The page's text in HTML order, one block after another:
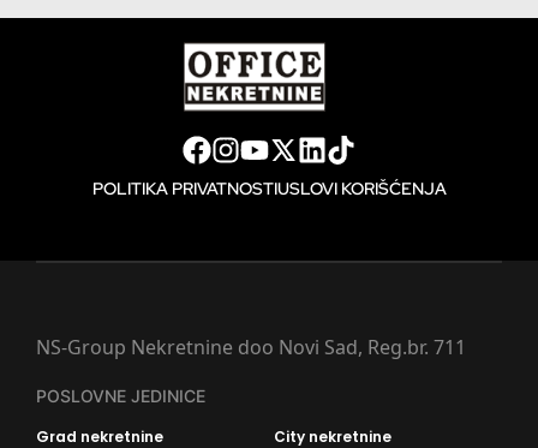
POLITIKA PRIVATNOSTIUSLOVI KORIŠĆENJA
NS-Group Nekretnine doo Novi Sad, Reg.br. 711
POSLOVNE JEDINICE
Grad nekretnine
City nekretnine